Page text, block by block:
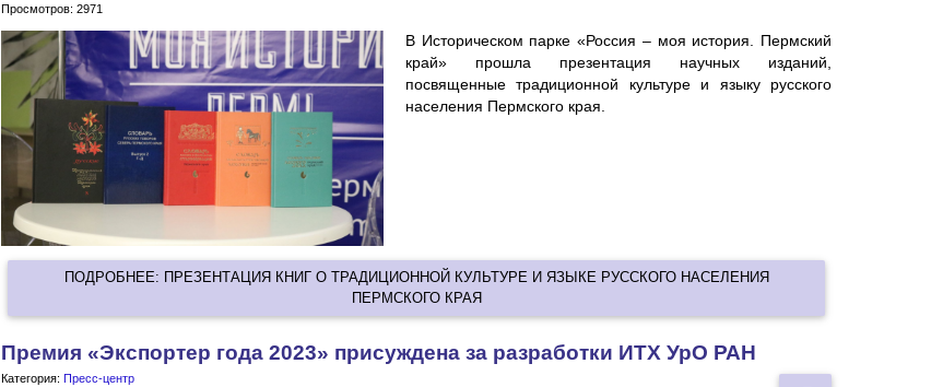
Просмотров: 2971
В Историческом парке «Россия – моя история. Пермский
край» прошла презентация научных изданий,
посвященные традиционной культуре и языку русского
населения Пермского края.
ПОДРОБНЕЕ: ПРЕЗЕНТАЦИЯ КНИГ О ТРАДИЦИОННОЙ КУЛЬТУРЕ И ЯЗЫКЕ РУССКОГО НАСЕЛЕНИЯ
ПЕРМСКОГО КРАЯ
Премия «Экспортер года 2023» присуждена за разработки ИТХ УрО РАН
Категория: Пресс-центр